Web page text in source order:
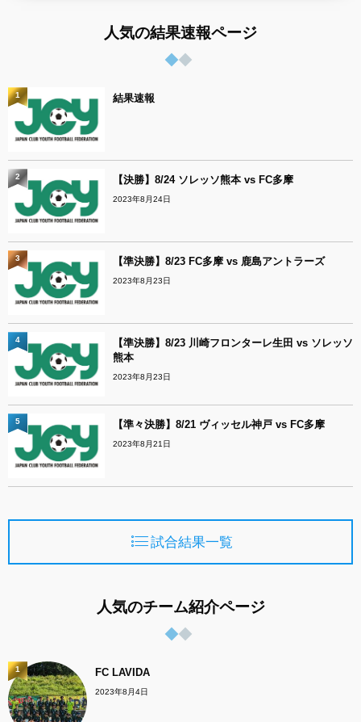
人気の結果速報ページ
結果速報
1
【決勝】8/24 ソレッソ熊本 vs FC多摩
2023年8月24日
2
【準決勝】8/23 FC多摩 vs 鹿島アントラーズ
2023年8月23日
3
【準決勝】8/23 川崎フロンターレ生田 vs ソレッソ
熊本
2023年8月23日
4
【準々決勝】8/21 ヴィッセル神戸 vs FC多摩
2023年8月21日
5
試合結果一覧
人気のチーム紹介ページ
FC LAVIDA
2023年8月4日
1